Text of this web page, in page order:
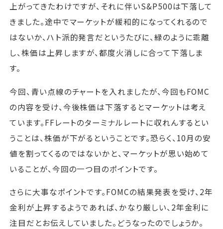
上がってきたわけですが、それに伴いS&P500は下落して
きました。途中でマーケットが緩和的になってくれるので
はないか、ハト派的発言だというたびに、緑のように乖離
し、株価は上昇しますが、都度火消しに合って下落しま
す。
今回、青い点線のチャートを入れましたが、今回もFOMC
の内容を受け、今後株価は下落するとマーケットは考え
ています。FFレートのターミナルレートに収れんするとい
うことは、株価が下がるということです。恐らく、10月の安
値を割ってくるのではないかと、マーケットが思い始めて
いることが、今回の一つ目のポイントです。
さらに大事なポイントです。FOMCの結果発表を受け、2年
金利が上昇するようであれば、かなり厳しい、2年金利に
注目だとお伝えしていました。どうなったのでしょうか。